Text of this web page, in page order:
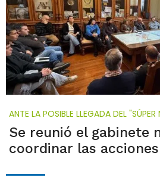
ANTE LA POSIBLE LLEGADA DEL "SÚPER
Se reunió el gabinete
coordinar las